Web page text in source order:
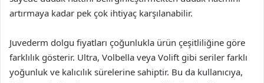
artırmaya kadar pek çok ihtiyaç karşılanabilir.
Juvederm dolgu fiyatları çoğunlukla ürün çeşitliliğine göre
farklılık gösterir. Ultra, Volbella veya Volift gibi seriler farklı
yoğunluk ve kalıcılık sürelerine sahiptir. Bu da kullanıcıya,